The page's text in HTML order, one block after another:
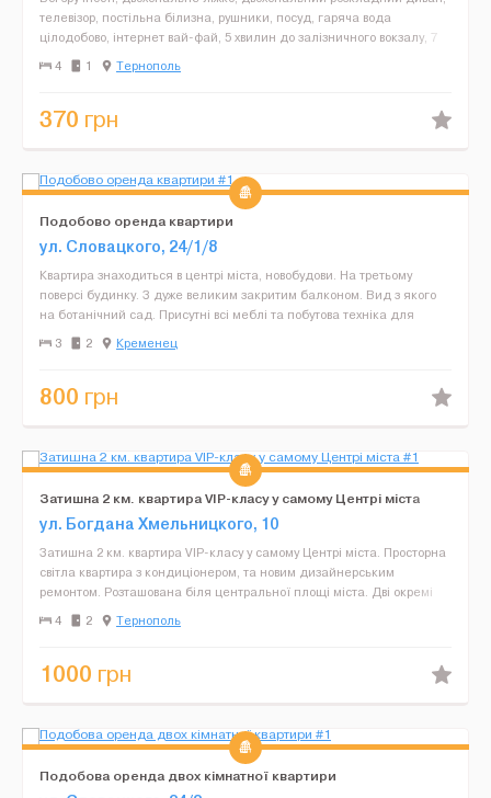
телевізор, постільна білизна, рушники, посуд, гаряча вода
цілодобово, інтернет вай-фай, 5 хвилин до залізничного вокзалу, 7
хвилин до центральної площі, Поряд зупинк...
4 1 Тернополь
370 грн
Подобово оренда квартири
ул. Словацкого, 24/1/8
Квартира знаходиться в центрі міста, новобудови. На третьому
поверсі будинку. З дуже великим закритим балконом. Вид з якого
на ботанічний сад. Присутні всі меблі та побутова техніка для
проживання. Підключений кабельний інтернет. ...
3 2 Кременец
800 грн
Затишна 2 км. квартира VIP-класу у самому Центрі міста
ул. Богдана Хмельницкого, 10
Затишна 2 км. квартира VIP-класу у самому Центрі міста. Просторна
світла квартира з кондиціонером, та новим дизайнерським
ремонтом. Розташована біля центральної площі міста. Дві окремі
кімнати велике ліжко (king size) з ортопедич...
4 2 Тернополь
1000 грн
Подобова оренда двох кімнатної квартири